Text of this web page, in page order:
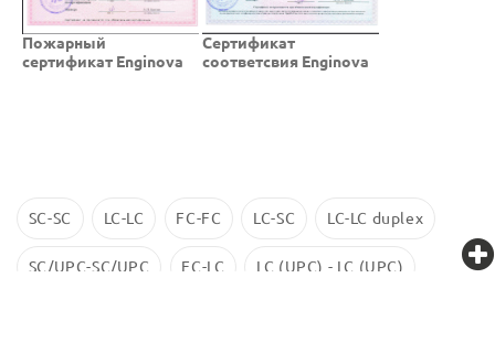
Пожарный
сертификат Enginova
Cертификат
соответсвия Enginova
SC-SC LC-LC FC-FC LC-SC LC-LC duplex
SC/UPC-SC/UPC FC-LC LC (UPC) - LC (UPC)